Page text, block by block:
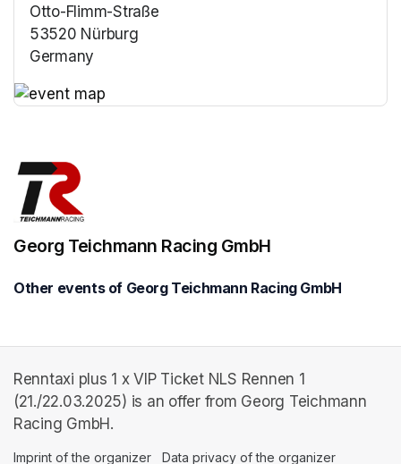
Otto-Flimm-Straße
53520 Nürburg
Germany
Georg Teichmann Racing GmbH
Other events of Georg Teichmann Racing GmbH
Renntaxi plus 1 x VIP Ticket NLS Rennen 1
(21./22.03.2025) is an offer from Georg Teichmann
Racing GmbH.
Imprint of the organizer (opens in a new tab)
Data privacy of the organizer